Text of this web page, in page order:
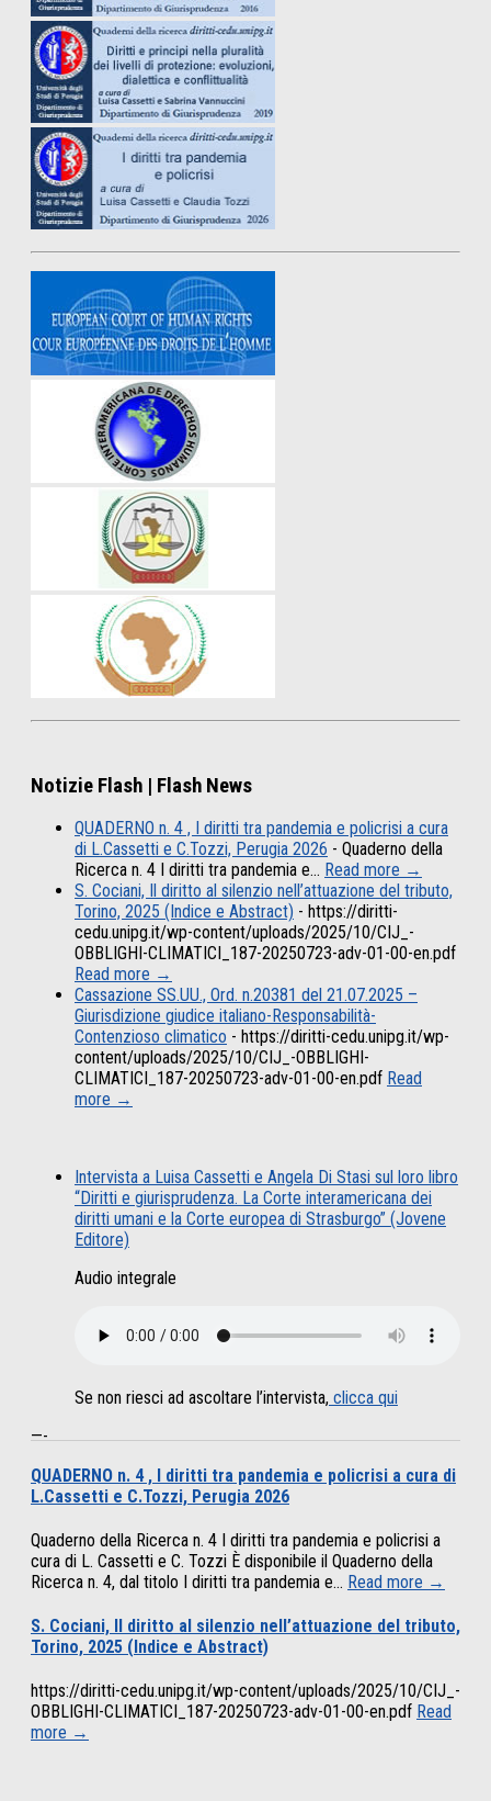
Notizie Flash | Flash News
QUADERNO n. 4 , I diritti tra pandemia e policrisi a cura
di L.Cassetti e C.Tozzi, Perugia 2026 - Quaderno della
Ricerca n. 4 I diritti tra pandemia e… Read more →
S. Cociani, Il diritto al silenzio nell’attuazione del tributo,
Torino, 2025 (Indice e Abstract) - https://diritti-
cedu.unipg.it/wp-content/uploads/2025/10/CIJ_-
OBBLIGHI-CLIMATICI_187-20250723-adv-01-00-en.pdf
Read more →
Cassazione SS.UU., Ord. n.20381 del 21.07.2025 –
Giurisdizione giudice italiano-Responsabilità-
Contenzioso climatico - https://diritti-cedu.unipg.it/wp-
content/uploads/2025/10/CIJ_-OBBLIGHI-
CLIMATICI_187-20250723-adv-01-00-en.pdf Read
more →
Intervista a Luisa Cassetti e Angela Di Stasi sul loro libro
“Diritti e giurisprudenza. La Corte interamericana dei
diritti umani e la Corte europea di Strasburgo” (Jovene
Editore)
Audio integrale
Se non riesci ad ascoltare l’intervista, clicca qui
—-
QUADERNO n. 4 , I diritti tra pandemia e policrisi a cura di
L.Cassetti e C.Tozzi, Perugia 2026
Quaderno della Ricerca n. 4 I diritti tra pandemia e policrisi a
cura di L. Cassetti e C. Tozzi È disponibile il Quaderno della
Ricerca n. 4, dal titolo I diritti tra pandemia e... Read more →
S. Cociani, Il diritto al silenzio nell’attuazione del tributo,
Torino, 2025 (Indice e Abstract)
https://diritti-cedu.unipg.it/wp-content/uploads/2025/10/CIJ_-
OBBLIGHI-CLIMATICI_187-20250723-adv-01-00-en.pdf Read
more →